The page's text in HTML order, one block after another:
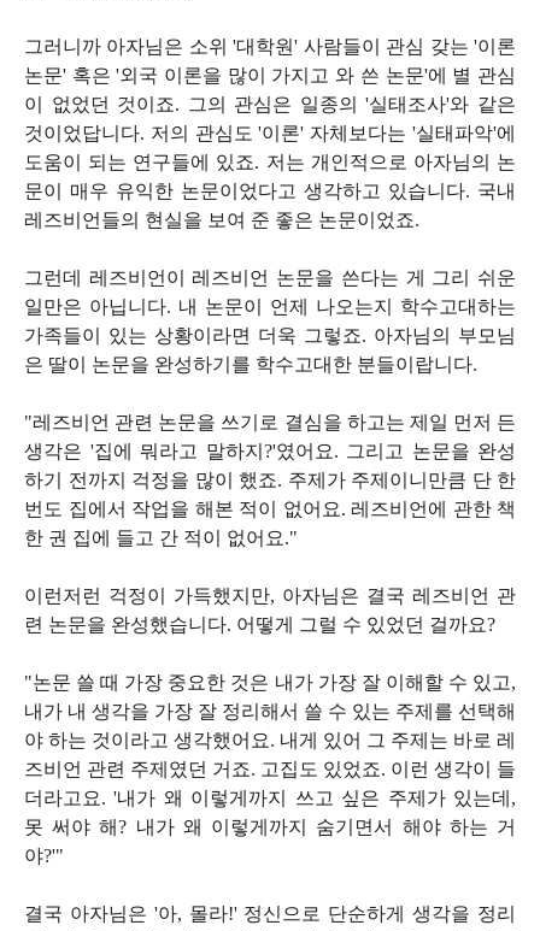
그러니까 아자님은 소위 '대학원' 사람들이 관심 갖는 '이론
논문' 혹은 '외국 이론을 많이 가지고 와 쓴 논문'에 별 관심
이 없었던 것이죠. 그의 관심은 일종의 '실태조사'와 같은
것이었답니다. 저의 관심도 '이론' 자체보다는 '실태파악'에
도움이 되는 연구들에 있죠. 저는 개인적으로 아자님의 논
문이 매우 유익한 논문이었다고 생각하고 있습니다. 국내
레즈비언들의 현실을 보여 준 좋은 논문이었죠.
그런데 레즈비언이 레즈비언 논문을 쓴다는 게 그리 쉬운
일만은 아닙니다. 내 논문이 언제 나오는지 학수고대하는
가족들이 있는 상황이라면 더욱 그렇죠. 아자님의 부모님
은 딸이 논문을 완성하기를 학수고대한 분들이랍니다.
"레즈비언 관련 논문을 쓰기로 결심을 하고는 제일 먼저 든
생각은 '집에 뭐라고 말하지?'였어요. 그리고 논문을 완성
하기 전까지 걱정을 많이 했죠. 주제가 주제이니만큼 단 한
번도 집에서 작업을 해본 적이 없어요. 레즈비언에 관한 책
한 권 집에 들고 간 적이 없어요."
이런저런 걱정이 가득했지만, 아자님은 결국 레즈비언 관
련 논문을 완성했습니다. 어떻게 그럴 수 있었던 걸까요?
"논문 쓸 때 가장 중요한 것은 내가 가장 잘 이해할 수 있고,
내가 내 생각을 가장 잘 정리해서 쓸 수 있는 주제를 선택해
야 하는 것이라고 생각했어요. 내게 있어 그 주제는 바로 레
즈비언 관련 주제였던 거죠. 고집도 있었죠. 이런 생각이 들
더라고요. '내가 왜 이렇게까지 쓰고 싶은 주제가 있는데,
못 써야 해? 내가 왜 이렇게까지 숨기면서 해야 하는 거
야?'"
결국 아자님은 '아, 몰라!' 정신으로 단순하게 생각을 정리